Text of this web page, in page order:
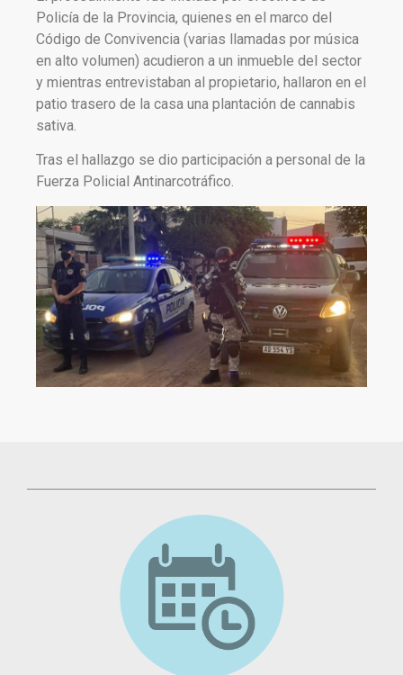
Policía de la Provincia, quienes en el marco del
Código de Convivencia (varias llamadas por música
en alto volumen) acudieron a un inmueble del sector
y mientras entrevistaban al propietario, hallaron en el
patio trasero de la casa una plantación de cannabis
sativa.
Tras el hallazgo se dio participación a personal de la
Fuerza Policial Antinarcotráfico.